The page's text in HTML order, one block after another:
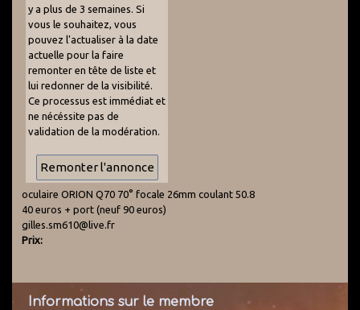
y a plus de 3 semaines. Si
vous le souhaitez, vous
pouvez l'actualiser à la date
actuelle pour la faire
remonter en tête de liste et
lui redonner de la visibilité.
Ce processus est immédiat et
ne nécéssite pas de
validation de la modération.
oculaire ORION Q70 70° focale 26mm coulant 50.8
40 euros + port (neuf 90 euros)
gilles.sm610@live.fr
Prix:
Informations sur le membre